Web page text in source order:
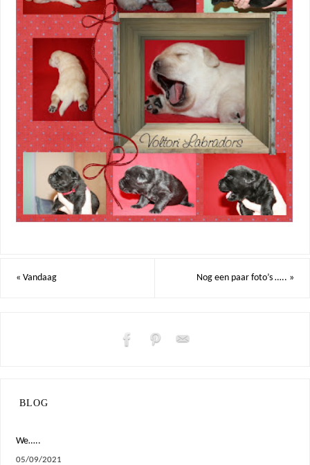
« Vandaag Nog een paar foto’s ….. »
BLOG
We…..
05/09/2021